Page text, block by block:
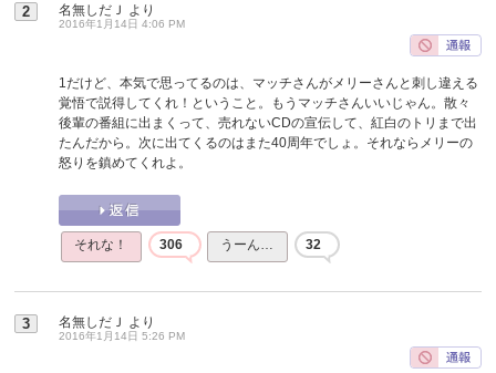
2 名無しだＪ より
2016年1月14日 4:06 PM
1だけど、本気で思ってるのは、マッチさんがメリーさんと刺し違える
覚悟で説得してくれ！ということ。もうマッチさんいいじゃん。散々
後輩の番組に出まくって、売れないCDの宣伝して、紅白のトリまで出
たんだから。次に出てくるのはまた40周年でしょ。それならメリーの
怒りを鎮めてくれよ。
それな！ 306 うーん… 32
3 名無しだＪ より
2016年1月14日 5:26 PM